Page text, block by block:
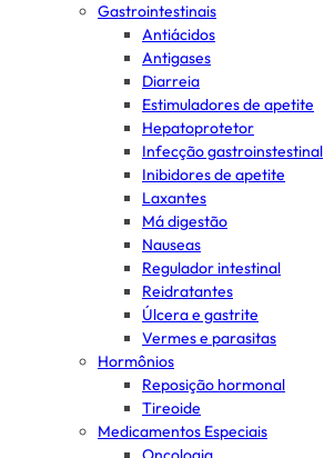
Gastrointestinais
Antiácidos
Antigases
Diarreia
Estimuladores de apetite
Hepatoprotetor
Infecção gastroinstestinal
Inibidores de apetite
Laxantes
Má digestão
Nauseas
Regulador intestinal
Reidratantes
Úlcera e gastrite
Vermes e parasitas
Hormônios
Reposição hormonal
Tireoide
Medicamentos Especiais